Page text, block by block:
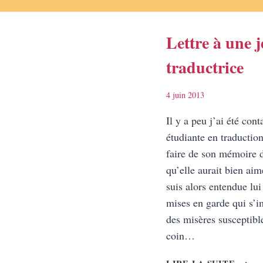
Lettre à une
traductrice
4 juin 2013
Il y a peu j’ai été
étudiante en
faire de son mémoire
qu’elle aurait bien
suis alors entendue
mises en garde qui
des misères
coin…